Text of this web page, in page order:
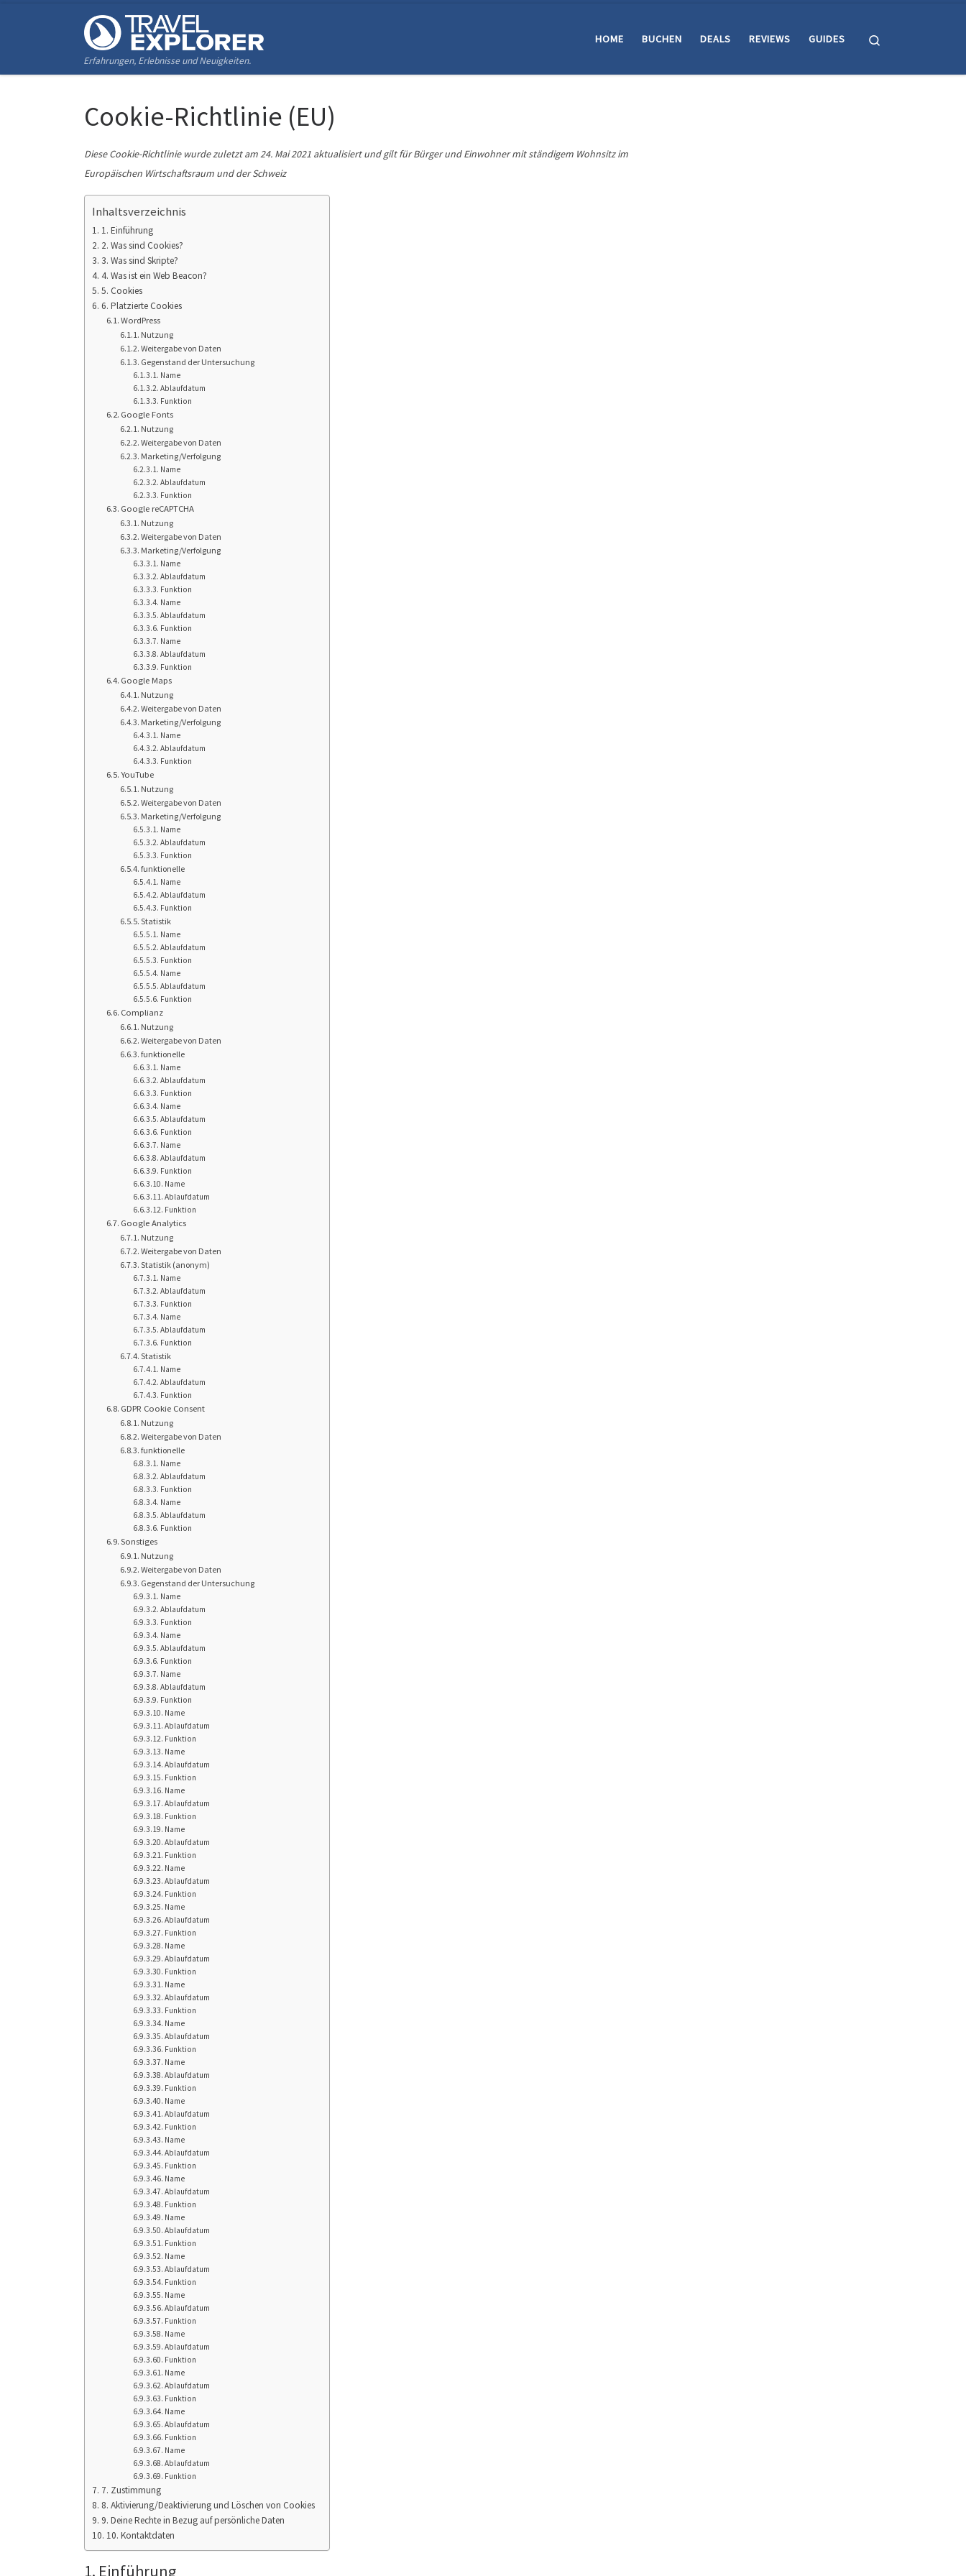
Zum Inhalt springen
Erfahrungen, Erlebnisse und Neuigkeiten.
HOME BUCHEN DEALS REVIEWS GUIDES
Cookie-Richtlinie (EU)
Diese Cookie-Richtlinie wurde zuletzt am 24. Mai 2021 aktualisiert und gilt für Bürger und Einwohner mit ständigem Wohnsitz im
Europäischen Wirtschaftsraum und der Schweiz
Inhaltsverzeichnis
1. Einführung
2. Was sind Cookies?
3. Was sind Skripte?
4. Was ist ein Web Beacon?
5. Cookies
6. Platzierte Cookies
WordPress
Nutzung
Weitergabe von Daten
Gegenstand der Untersuchung
Name
Ablaufdatum
Funktion
Google Fonts
Nutzung
Weitergabe von Daten
Marketing/Verfolgung
Name
Ablaufdatum
Funktion
Google reCAPTCHA
Nutzung
Weitergabe von Daten
Marketing/Verfolgung
Name
Ablaufdatum
Funktion
Name
Ablaufdatum
Funktion
Name
Ablaufdatum
Funktion
Google Maps
Nutzung
Weitergabe von Daten
Marketing/Verfolgung
Name
Ablaufdatum
Funktion
YouTube
Nutzung
Weitergabe von Daten
Marketing/Verfolgung
Name
Ablaufdatum
Funktion
funktionelle
Name
Ablaufdatum
Funktion
Statistik
Name
Ablaufdatum
Funktion
Name
Ablaufdatum
Funktion
Complianz
Nutzung
Weitergabe von Daten
funktionelle
Name
Ablaufdatum
Funktion
Name
Ablaufdatum
Funktion
Name
Ablaufdatum
Funktion
Name
Ablaufdatum
Funktion
Google Analytics
Nutzung
Weitergabe von Daten
Statistik (anonym)
Name
Ablaufdatum
Funktion
Name
Ablaufdatum
Funktion
Statistik
Name
Ablaufdatum
Funktion
GDPR Cookie Consent
Nutzung
Weitergabe von Daten
funktionelle
Name
Ablaufdatum
Funktion
Name
Ablaufdatum
Funktion
Sonstiges
Nutzung
Weitergabe von Daten
Gegenstand der Untersuchung
Name
Ablaufdatum
Funktion
Name
Ablaufdatum
Funktion
Name
Ablaufdatum
Funktion
Name
Ablaufdatum
Funktion
Name
Ablaufdatum
Funktion
Name
Ablaufdatum
Funktion
Name
Ablaufdatum
Funktion
Name
Ablaufdatum
Funktion
Name
Ablaufdatum
Funktion
Name
Ablaufdatum
Funktion
Name
Ablaufdatum
Funktion
Name
Ablaufdatum
Funktion
Name
Ablaufdatum
Funktion
Name
Ablaufdatum
Funktion
Name
Ablaufdatum
Funktion
Name
Ablaufdatum
Funktion
Name
Ablaufdatum
Funktion
Name
Ablaufdatum
Funktion
Name
Ablaufdatum
Funktion
Name
Ablaufdatum
Funktion
Name
Ablaufdatum
Funktion
Name
Ablaufdatum
Funktion
Name
Ablaufdatum
Funktion
7. Zustimmung
8. Aktivierung/Deaktivierung und Löschen von Cookies
9. Deine Rechte in Bezug auf persönliche Daten
10. Kontaktdaten
1. Einführung